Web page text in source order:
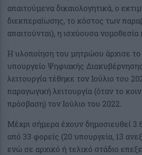
απαιτούμενα δικαιολογητικά, ο
διεκπεραίωσης, το κόστος των
απαιτούνται), η ισχύουσα νομοθεσία
Η υλοποίηση του μητρώου άρχισε
υπουργείο Ψηφιακής
λειτουργία τέθηκε τον Ιούλιο του
παραγωγική λειτουργία (όταν το
πρόσβαση) τον Ιούλιο του 2022.
Μέχρι σήμερα έχουν δημοσιευθεί
από 33 φορείς (20 υπουργεία, 13
ενώ σε αρχικό ή τελικό στάδιο